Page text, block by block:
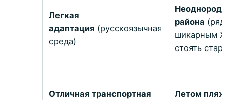
Легкая
адаптация (русскоязычная
среда)
района
шикарным
стоять
Отличная транспортная
Летом